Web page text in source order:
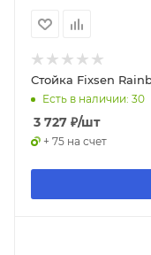
Стойка Fixsen
Есть в наличии: 30
3 727 ₽/шт
+ 75 на счет